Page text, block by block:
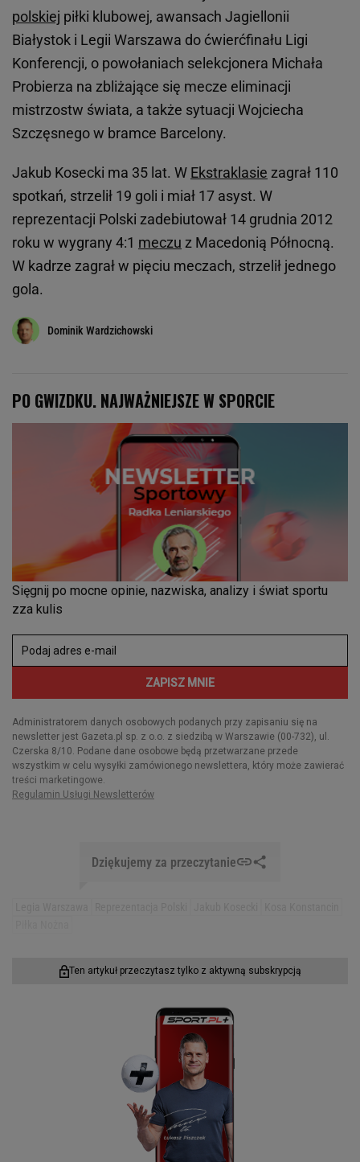
polskiej piłki klubowej, awansach Jagiellonii
Białystok i Legii Warszawa do ćwierćfinału Ligi
Konferencji, o powołaniach selekcjonera Michała
Probierza na zbliżające się mecze eliminacji
mistrzostw świata, a także sytuacji Wojciecha
Szczęsnego w bramce Barcelony.
Jakub Kosecki ma 35 lat. W Ekstraklasie zagrał 110
spotkań, strzelił 19 goli i miał 17 asyst. W
reprezentacji Polski zadebiutował 14 grudnia 2012
roku w wygrany 4:1 meczu z Macedonią Północną.
W kadrze zagrał w pięciu meczach, strzelił jednego
gola.
Dominik Wardzichowski
Dziękujemy za przeczytanie